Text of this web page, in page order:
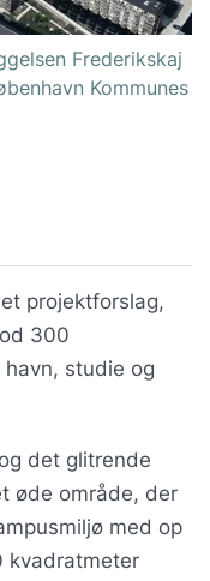
Frederikskaj
Kommunes
projektforslag,
300
studie og
det glitrende
øde område, der
med op
kvadratmeter